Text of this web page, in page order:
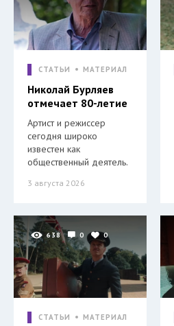
СТАТЬИ МАТЕРИАЛ
Николай Бурляев
отмечает 80-летие
Артист и режиссер
сегодня широко
известен как
общественный деятель.
3 августа 2026
638 0 0
СТАТЬИ МАТЕРИАЛ